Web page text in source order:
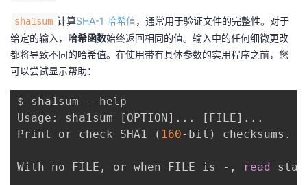
sha1sum 计算SHA-1 哈希值，通常用于验证文件的完整性。对于
给定的输入， 哈希函数始终返回相同的值。输入中的任何细微更改
都将导致不同的哈希值。在使用带有具体参数的实用程序之前，您
可以尝试显示帮助：
$ sha1sum --help
Usage: sha1sum
[ OPTION] .. . [ FILE] .. .
Print or check SHA1
( 160-bit ) checksums.
With no FILE, or when FILE is -, read